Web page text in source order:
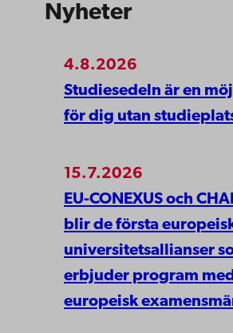
Nyheter
4.8.2026
Studiesedeln är en
för dig utan
15.7.2026
EU-CONEXUS och
blir de första
universitetsallianser
erbjuder program
europeisk